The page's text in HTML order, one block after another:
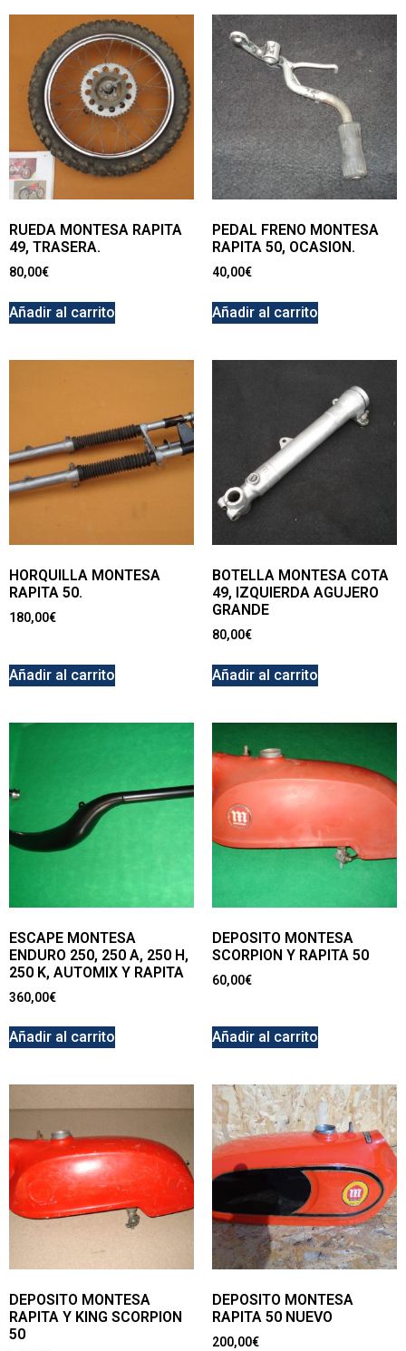
RUEDA MONTESA RAPITA
49, TRASERA.
80,00€
Añadir al carrito
PEDAL FRENO MONTESA
RAPITA 50, OCASION.
40,00€
Añadir al carrito
HORQUILLA MONTESA
RAPITA 50.
180,00€
Añadir al carrito
BOTELLA MONTESA COTA
49, IZQUIERDA AGUJERO
GRANDE
80,00€
Añadir al carrito
ESCAPE MONTESA
ENDURO 250, 250 A, 250 H,
250 K, AUTOMIX Y RAPITA
360,00€
Añadir al carrito
DEPOSITO MONTESA
SCORPION Y RAPITA 50
60,00€
Añadir al carrito
DEPOSITO MONTESA
RAPITA Y KING SCORPION
50
DEPOSITO MONTESA
RAPITA 50 NUEVO
200,00€